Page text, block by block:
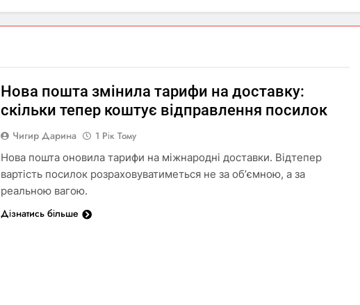
Нова пошта змінила тарифи на доставку:
скільки тепер коштує відправлення посилок
Чигир Дарина
1 Рік Тому
Нова пошта оновила тарифи на міжнародні доставки. Відтепер
вартість посилок розраховуватиметься не за обʼємною, а за
реальною вагою.
Дізнатись більше